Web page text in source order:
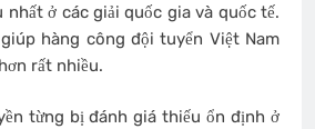
nhất ở các giải quốc gia và quốc tế.
hàng công đội tuyển Việt Nam
rất nhiều.
từng bị đánh giá thiếu ổn định ở